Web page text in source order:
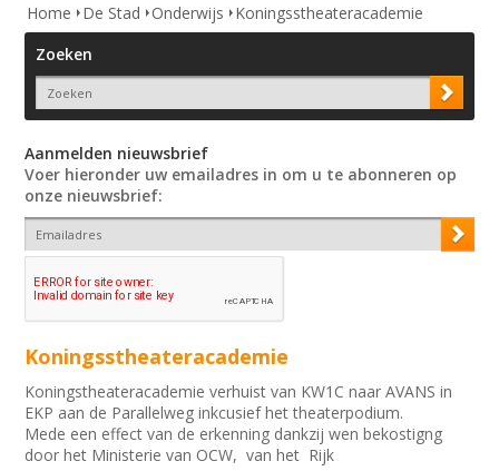
Home
De Stad Onderwijs
Koningsstheateracademie
Zoeken
Aanmelden nieuwsbrief
Voer hieronder uw emailadres in om u te abonneren op
onze nieuwsbrief:
Koningsstheateracademie
Koningstheateracademie verhuist van KW1C naar AVANS in
EKP aan de Parallelweg inkcusief het theaterpodium.
Mede een effect van de erkenning dankzij wen bekostigng
door het Ministerie van OCW, van het Rijk